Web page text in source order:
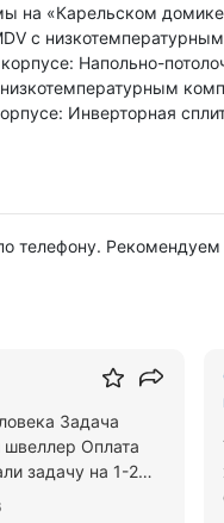
на «Карельском
с
Напольно-
Инверторная
телефону.
Задача
швеллер Оплата
задачу на 1-2